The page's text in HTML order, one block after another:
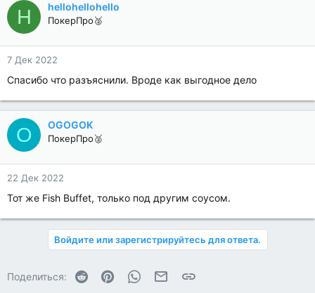
H hellohellohello
ПокерПро🥈
7 Дек 2022
Спасибо что разъяснили. Вроде как выгодное дело
O OGOGOK
ПокерПро🥈
22 Дек 2022
Тот же Fish Buffet, только под другим соусом.
Войдите или зарегистрируйтесь для ответа.
Поделиться: Reddit PinterestWhatsAppЭлектронная почта
Ссылка